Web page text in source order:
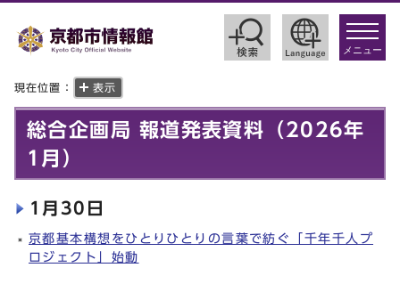
toggle
メニュー
現在位置： 表示
総合企画局 報道発表資料（2026年
1月）
1月30日
京都基本構想をひとりひとりの言葉で紡ぐ「千年千人プ
ロジェクト」始動